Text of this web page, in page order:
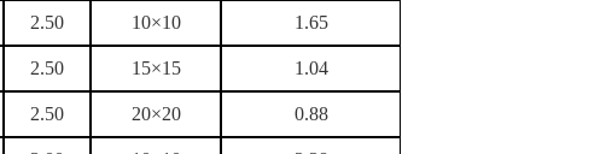
2.50 10×10 1.65
2.50 15×15 1.04
2.50 20×20 0.88